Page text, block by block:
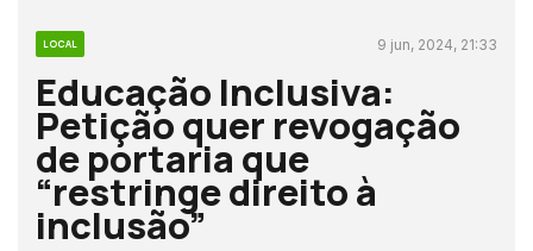
LOCAL 9 jun, 2024, 21:33
Educação Inclusiva:
Petição quer revogação
de portaria que
“restringe direito à
inclusão”